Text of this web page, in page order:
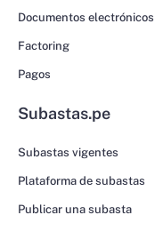
Documentos electrónicos
Factoring
Pagos
Subastas.pe
Subastas vigentes
Plataforma de subastas
Publicar una subasta